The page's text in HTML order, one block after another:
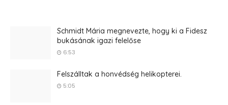
Schmidt Mária megnevezte, hogy ki a Fidesz
bukásának igazi felelőse
6:53
Felszálltak a honvédség helikopterei.
5:05